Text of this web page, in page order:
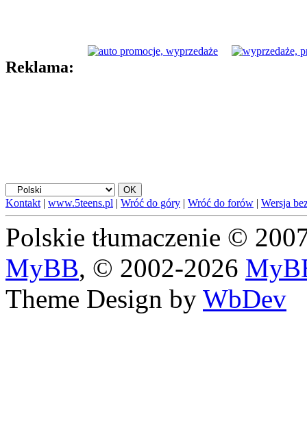
Reklama:
Kontakt | www.5teens.pl | Wróć do góry | Wróć do forów | Wersja
Polskie tłumaczenie ©
MyBB, © 2002-2026
Theme Design by WbDev